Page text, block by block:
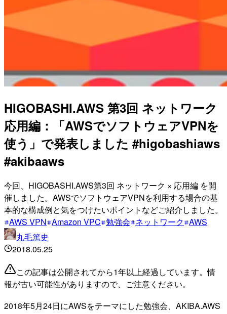
HIGOBASHI.AWS 第3回 ネットワーク
応用編：「AWSでソフトウェアVPNを
使う」で発表しました #higobashiaws
#akibaaws
今回、HIGOBASHI.AWS第3回 ネットワーク × 応用編 を開
催しました。AWSでソフトウェアVPNを利用する場合の基
本的な構成例と気をつけたいポイントなどご紹介しました。
AWS VPN Amazon VPC 勉強会 ネットワーク AWS
丸毛篤史
2018.05.25
この記事は公開されてから1年以上経過しています。情
報が古い可能性がありますので、ご注意ください。
2018年5月24日にAWSをテーマにした勉強会、AKIBA.AWS